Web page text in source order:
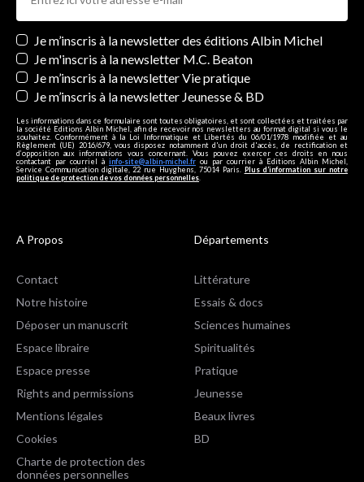
Newsletters
Je m’inscris à la newsletter des éditions Albin Michel
Je m'inscris à la newsletter M.C. Beaton
Je m’inscris à la newsletter Vie pratique
Je m’inscris à la newsletter Jeunesse & BD
Les informations dans ce formulaire sont toutes obligatoires, et sont collectées et traitées par
la société Editions Albin Michel, afin de recevoir nos newsletters au format digital si vous le
souhaitez. Conformément à la Loi Informatique et Libertés du 06/01/1978 modifiée et au
Règlement (UE) 2016/679, vous disposez notamment d'un droit d'accès, de rectification et
d’opposition aux informations vous concernant. Vous pouvez exercer ces droits en nous
contactant par courriel à info-site@albin-michel.fr ou par courrier à Editions Albin Michel,
Service Communication digitale, 22 rue Huyghens, 75014 Paris. Plus d’information sur notre
politique de protection de vos données personnelles
A Propos
Contact
Notre histoire
Déposer un manuscrit
Espace libraire
Espace presse
Rights and permissions
Mentions légales
Cookies
Charte de protection des
données personnelles
Départements
Littérature
Essais & docs
Sciences humaines
Spiritualités
Pratique
Jeunesse
Beaux livres
BD